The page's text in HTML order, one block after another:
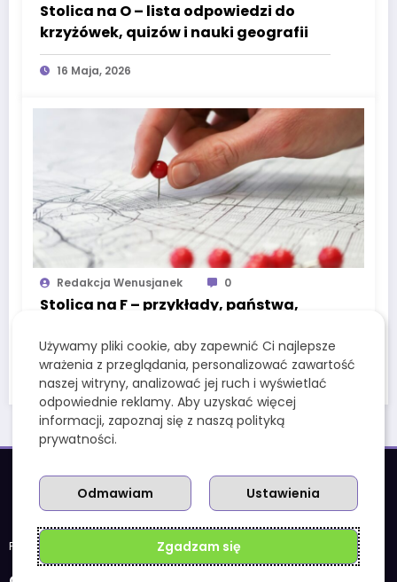
Stolica na O – lista odpowiedzi do
krzyżówek, quizów i nauki geografii
16 Maja, 2026
Redakcja Wenusjanek 0
Stolica na F – przykłady, państwa,
państwa-miasta
16 Maja, 2026
Polityka prywatności
Używamy pliki cookie, aby zapewnić Ci najlepsze
wrażenia z przeglądania, personalizować zawartość
naszej witryny, analizować jej ruch i wyświetlać
odpowiednie reklamy. Aby uzyskać więcej
informacji, zapoznaj się z naszą polityką
prywatności.
Zgadzam się
Ustawienia
Odmawiam